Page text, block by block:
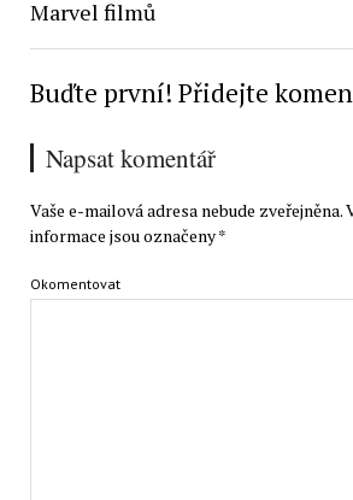
Marvel filmů
Buďte první! Přidejte
Napsat komentář
Vaše e-mailová adresa nebude zveřejněna.
informace jsou označeny*
Okomentovat